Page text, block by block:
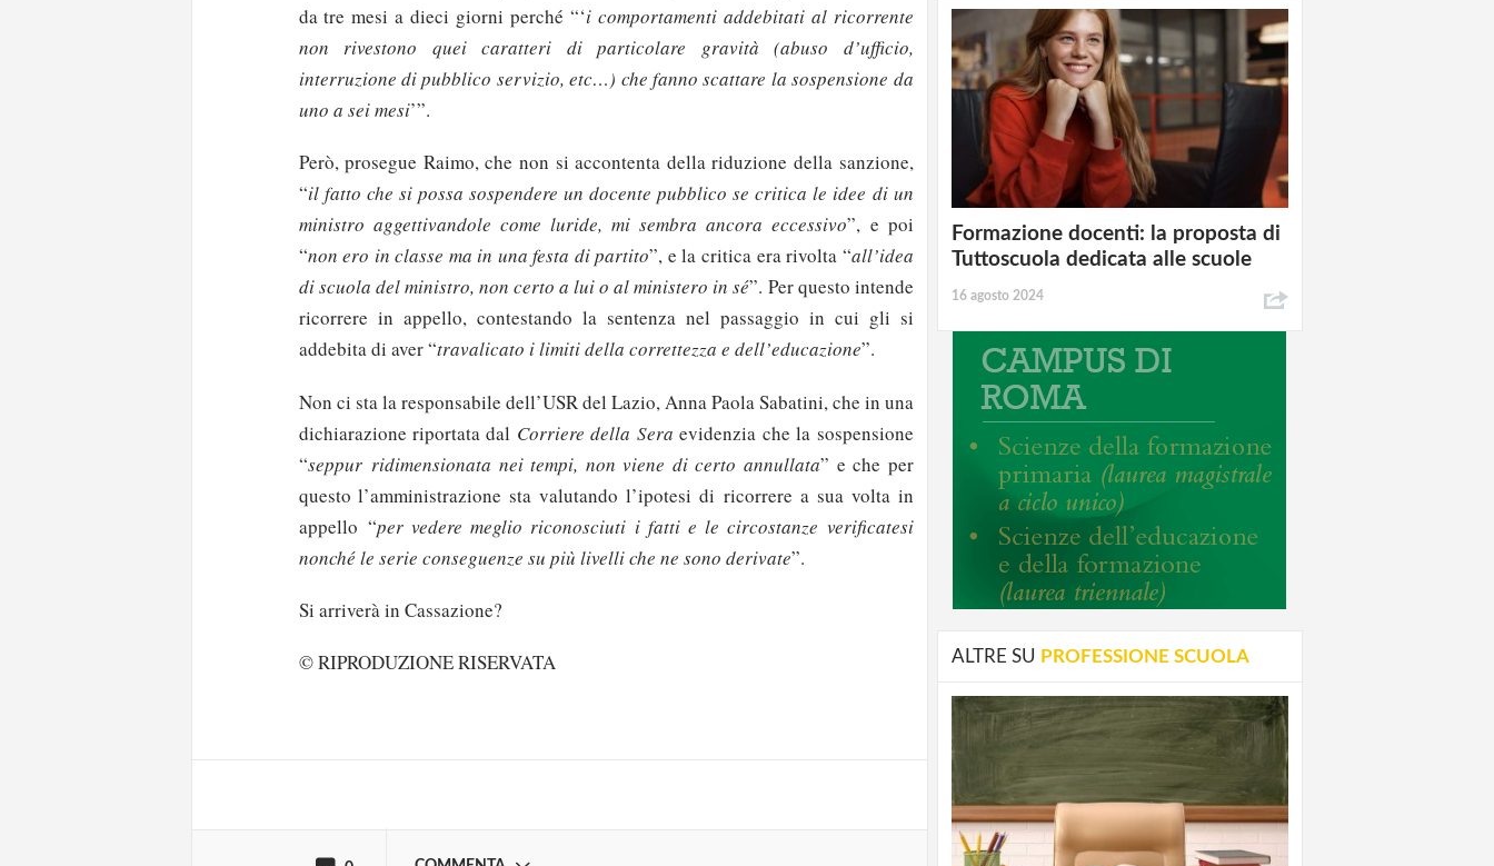
da tre mesi a dieci giorni perché “‘i comportamenti addebitati al ricorrente
non rivestono quei caratteri di particolare gravità (abuso d’ufficio,
interruzione di pubblico servizio, etc…) che fanno scattare la sospensione da
uno a sei mesi’”.
Però, prosegue Raimo, che non si accontenta della riduzione della sanzione,
“il fatto che si possa sospendere un docente pubblico se critica le idee di un
ministro aggettivandole come luride, mi sembra ancora eccessivo”, e poi
“non ero in classe ma in una festa di partito”, e la critica era rivolta “all’idea
di scuola del ministro, non certo a lui o al ministero in sé”. Per questo intende
ricorrere in appello, contestando la sentenza nel passaggio in cui gli si
addebita di aver “travalicato i limiti della correttezza e dell’educazione”.
Non ci sta la responsabile dell’USR del Lazio, Anna Paola Sabatini, che in una
dichiarazione riportata dal Corriere della Sera evidenzia che la sospensione
“seppur ridimensionata nei tempi, non viene di certo annullata” e che per
questo l’amministrazione sta valutando l’ipotesi di ricorrere a sua volta in
appello “per vedere meglio riconosciuti i fatti e le circostanze verificatesi
nonché le serie conseguenze su più livelli che ne sono derivate”.
Si arriverà in Cassazione?
© RIPRODUZIONE RISERVATA
Formazione docenti: la proposta di
Tuttoscuola dedicata alle scuole
16 agosto 2024
ALTRE SU PROFESSIONE SCUOLA